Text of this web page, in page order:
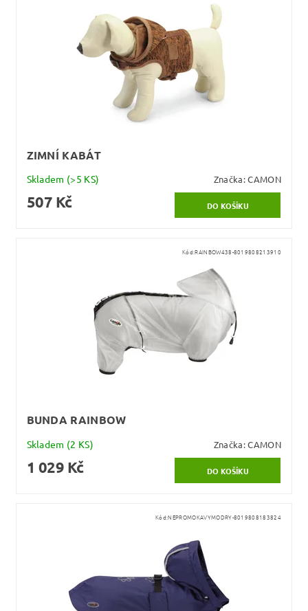
ZIMNÍ KABÁT
Skladem (>5 KS) Značka:CAMON
507 Kč
Kód:RAINBOW438-8019808213910
BUNDA RAINBOW
Skladem (2 KS) Značka:CAMON
1 029 Kč
Kód:NEPROMOKAVYMODRY-8019808183824